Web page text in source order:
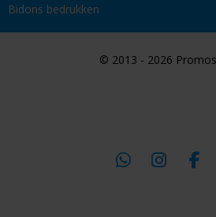
Bidons bedrukken
© 2013 - 2026